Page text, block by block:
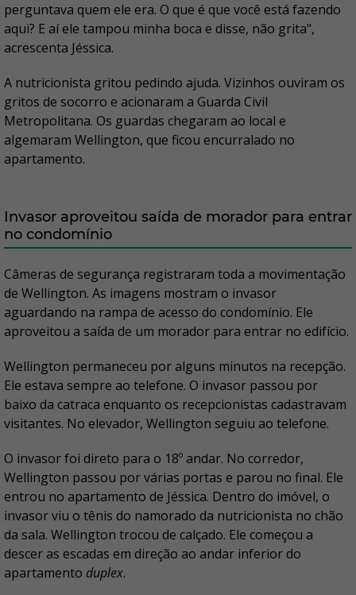
perguntava quem ele era. O que é que você está fazendo
aqui? E aí ele tampou minha boca e disse, não grita",
acrescenta Jéssica.
A nutricionista gritou pedindo ajuda. Vizinhos ouviram os
gritos de socorro e acionaram a Guarda Civil
Metropolitana. Os guardas chegaram ao local e
algemaram Wellington, que ficou encurralado no
apartamento.
Invasor aproveitou saída de morador para entrar
no condomínio
Câmeras de segurança registraram toda a movimentação
de Wellington. As imagens mostram o invasor
aguardando na rampa de acesso do condomínio. Ele
aproveitou a saída de um morador para entrar no edifício.
Wellington permaneceu por alguns minutos na recepção.
Ele estava sempre ao telefone. O invasor passou por
baixo da catraca enquanto os recepcionistas cadastravam
visitantes. No elevador, Wellington seguiu ao telefone.
O invasor foi direto para o 18º andar. No corredor,
Wellington passou por várias portas e parou no final. Ele
entrou no apartamento de Jéssica. Dentro do imóvel, o
invasor viu o tênis do namorado da nutricionista no chão
da sala. Wellington trocou de calçado. Ele começou a
descer as escadas em direção ao andar inferior do
apartamento duplex.